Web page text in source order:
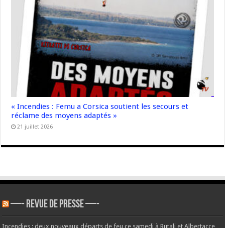
« Incendies : Femu a Corsica soutient les secours et
réclame des moyens adaptés »
21 juillet 2026
—- REVUE DE PRESSE —-
Incendies : deux nouveaux départs de feu ce samedi à Rutali et Albertacce,